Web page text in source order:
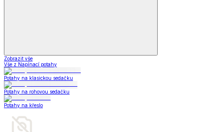
Zobrazit vše
Vše z Napínací potahy
Potahy na klasickou sedačku
Potahy na rohovou sedačku
Potahy na křeslo